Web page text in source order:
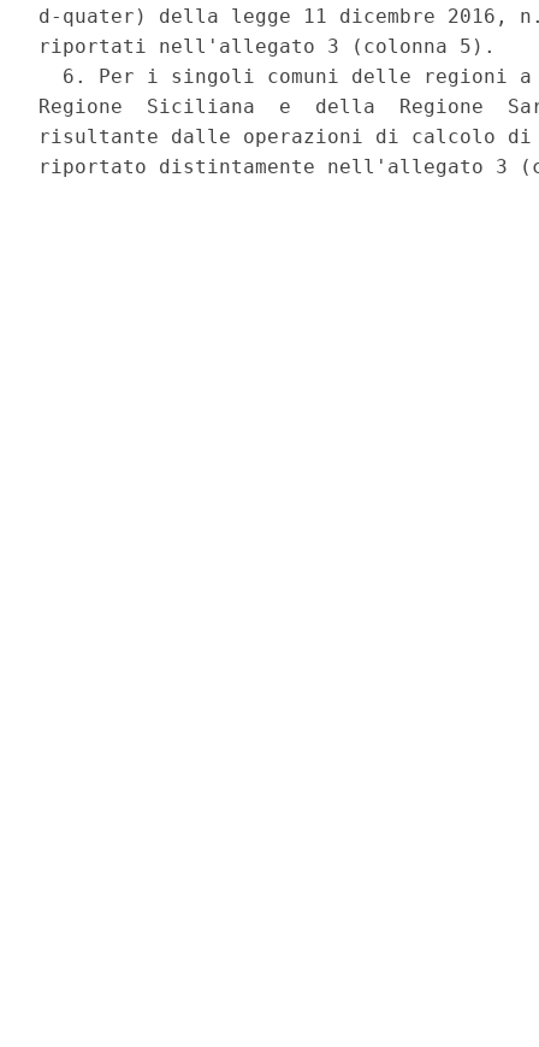
d-quater) della legge 11 dicembre 2016,
riportati nell'allegato 3 (colonna 5).
6. Per i singoli comuni delle regioni
Regione  Siciliana  e  della  Regione
risultante dalle operazioni di calcolo